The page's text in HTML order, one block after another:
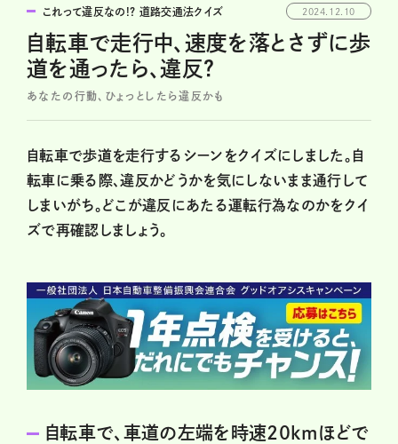
これって違反なの!? 道路交通法クイズ 2024.12.10
自転車で走行中、速度を落とさずに歩
道を通ったら、違反？
あなたの行動、ひょっとしたら違反かも
自転車で歩道を走行するシーンをクイズにしました。自
転車に乗る際、違反かどうかを気にしないまま通行して
しまいがち。どこが違反にあたる運転行為なのかをクイ
ズで再確認しましょう。
自転車で、車道の左端を時速20kmほどで